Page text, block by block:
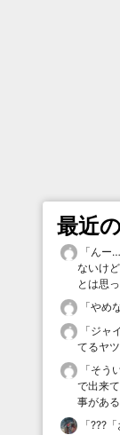
最近
「 んー
ないけ
とは思
「やめ
「ジャ
てるヤツ
「そう
で出来
事がある
「???